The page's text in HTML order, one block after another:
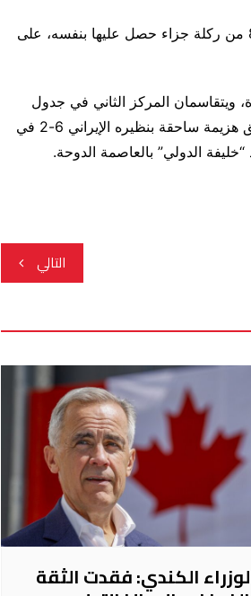
ورد النجم الويلزي غاريث بيل بهدف التعادل لمنتخب بلاده عند الدقيقة 82 من ركلة جزاء حصل عليها بنفسه، على
ويتقاسمان المركز الثاني في جدول
ترتيب المجموعة الثانية B بفارق نقطتين عن المنتخب الإنجليزي الذي ألحق هزيمة ساحقة بنظيره الإيراني 6-2 في
الدولي” بالعاصمة الدوحة.
التالي
الكندي: فقدت الثقة